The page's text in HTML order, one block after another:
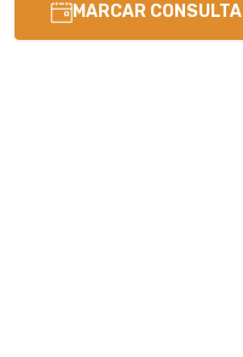
MARCAR CONSULTA